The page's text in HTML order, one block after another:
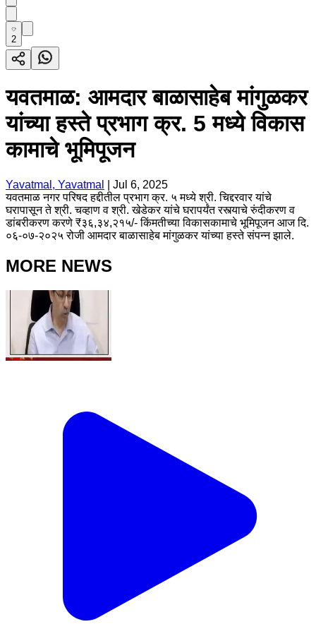
2
यवतमाळ: आमदार बाळासाहेब मांगुळकर
यांच्या हस्ते प्रभाग क्र. 5 मध्ये विकास
कामाचे भूमिपूजन
Yavatmal, Yavatmal
Jul 6, 2025
यवतमाळ नगर परिषद हद्दीतील प्रभाग क्र. ५ मध्ये श्री. चिद्दरवार यांचे
घरापासून ते श्री. चव्हाण व श्री. खेडेकर यांचे घरापर्यंत रस्त्याचे रुंदीकरण व
डांबरीकरण करणे ₹३६,३४,२१५/- किंमतीच्या विकासकामाचे भूमिपूजन आज दि.
०६-०७-२०२५ रोजी आमदार बाळासाहेब मांगुळकर यांच्या हस्ते संपन्न झाले.
MORE NEWS